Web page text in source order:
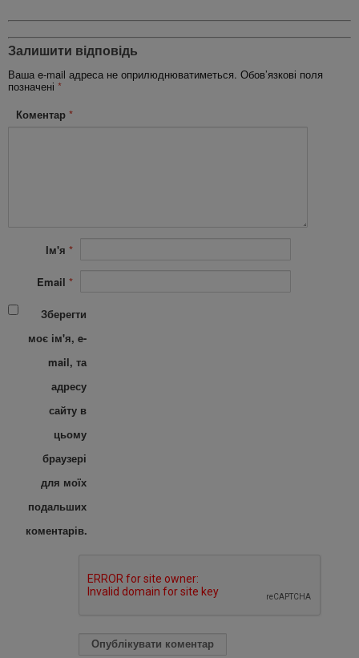
Залишити відповідь
Ваша e-mail адреса не оприлюднюватиметься. Обов’язкові поля
позначені *
Коментар *
Ім'я *
Email *
Зберегти
моє ім'я, e-
mail, та
адресу
сайту в
цьому
браузері
для моїх
подальших
коментарів.